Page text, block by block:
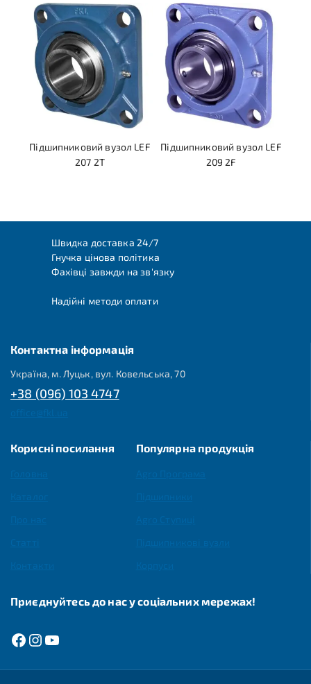
Підшипниковий вузол LEF
207 2T
Підшипниковий вузол LEF
209 2F
Швидка доставка 24/7
Гнучка цінова політика
Фахівці завжди на зв'язку
Надійні методи оплати
Контактна інформація
Україна, м. Луцьк, вул. Ковельська, 70
+38 (096) 103 4747
Корисні посилання Популярна продукція
Приєднуйтесь до нас у соціальних мережах!